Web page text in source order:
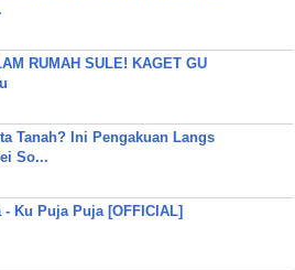
RUMAH SULE! KAGET GU
Tanah? Ini Pengakuan Langs
So...
- Ku Puja Puja [OFFICIAL]